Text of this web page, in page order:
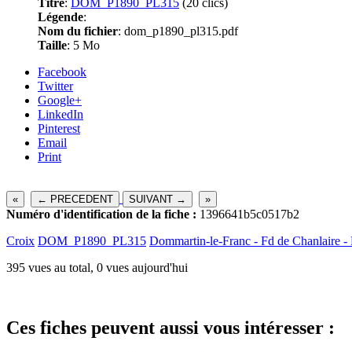
Légende:
Nom du fichier: dom_p1890_pl315.pdf
Taille: 5 Mo
Facebook
Twitter
Google+
LinkedIn
Pinterest
Email
Print
« ← PRECEDENT SUIVANT → »
Numéro d'identification de la fiche : 1396641b5c0517b2
Croix DOM_P1890_PL315 Dommartin-le-Franc - Fd de Chanlaire -
395 vues au total, 0 vues aujourd'hui
Ces fiches peuvent aussi vous intéresser :